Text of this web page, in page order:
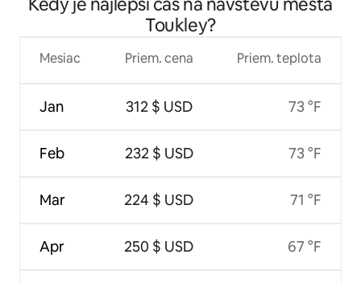
Toukley?
Mesiac
Jan
Feb
Mar
Apr
Priem. cena
312 $ USD
232 $ USD
224 $ USD
250 $ USD
Priem. teplota
73 °F
73 °F
71 °F
67 °F